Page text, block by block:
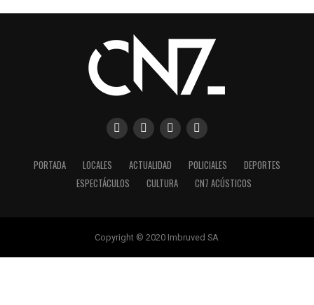
PORTADA LOCALES ACTUALIDAD POLICIALES
DEPORTES
ESPECTÁCULOS
CULTURA CN7 ACÚSTICOS
Copyright © 2020 Imbruved SA